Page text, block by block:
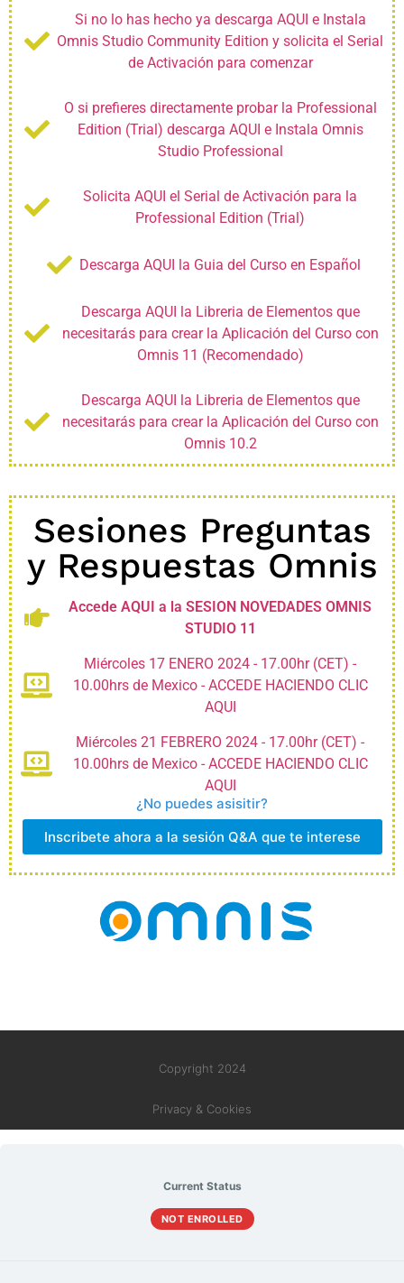
Si no lo has hecho ya descarga AQUI e Instala
Omnis Studio Community Edition y solicita el Serial
de Activación para comenzar
O si prefieres directamente probar la Professional
Edition (Trial) descarga AQUI e Instala Omnis
Studio Professional
Solicita AQUI el Serial de Activación para la
Professional Edition (Trial)
Descarga AQUI la Guia del Curso en Español
Descarga AQUI la Libreria de Elementos que
necesitarás para crear la Aplicación del Curso con
Omnis 11 (Recomendado)
Descarga AQUI la Libreria de Elementos que
necesitarás para crear la Aplicación del Curso con
Omnis 10.2
Sesiones Preguntas
y Respuestas Omnis
Accede AQUI a la SESION NOVEDADES OMNIS
STUDIO 11
Miércoles 17 ENERO 2024 - 17.00hr (CET) -
10.00hrs de Mexico - ACCEDE HACIENDO CLIC
AQUI
Miércoles 21 FEBRERO 2024 - 17.00hr (CET) -
10.00hrs de Mexico - ACCEDE HACIENDO CLIC
AQUI
¿No puedes asisitir?
Inscribete ahora a la sesión Q&A que te interese
Copyright 2024
Privacy & Cookies
Current Status
NOT ENROLLED